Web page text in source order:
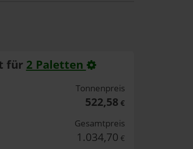
für 2 Paletten
Tonnenpreis
522,58 €
Gesamtpreis
1.034,70 €